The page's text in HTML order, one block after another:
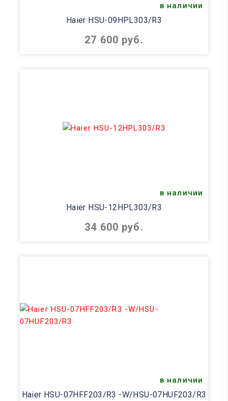
в наличии
Haier HSU-09HPL303/R3
27 600 руб.
в наличии
Haier HSU-12HPL303/R3
34 600 руб.
в наличии
Haier HSU-07HFF203/R3 -W/HSU-07HUF203/R3